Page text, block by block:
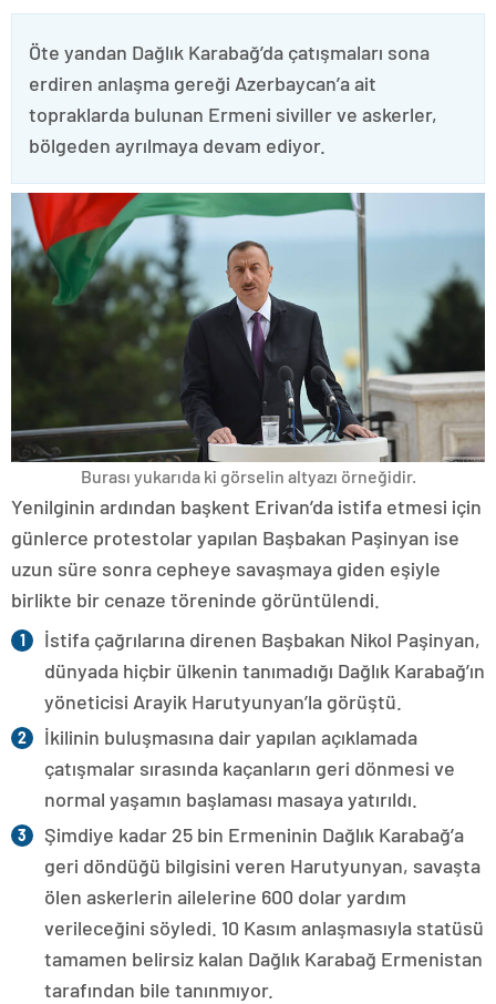
Öte yandan Dağlık Karabağ’da çatışmaları sona
erdiren anlaşma gereği Azerbaycan’a ait
topraklarda bulunan Ermeni siviller ve askerler,
bölgeden ayrılmaya devam ediyor.
Burası yukarıda ki görselin altyazı örneğidir.
Yenilginin ardından başkent Erivan’da istifa etmesi için
günlerce protestolar yapılan Başbakan Paşinyan ise
uzun süre sonra cepheye savaşmaya giden eşiyle
birlikte bir cenaze töreninde görüntülendi.
İstifa çağrılarına direnen Başbakan Nikol Paşinyan,
dünyada hiçbir ülkenin tanımadığı Dağlık Karabağ’ın
yöneticisi Arayik Harutyunyan’la görüştü.
İkilinin buluşmasına dair yapılan açıklamada
çatışmalar sırasında kaçanların geri dönmesi ve
normal yaşamın başlaması masaya yatırıldı.
Şimdiye kadar 25 bin Ermeninin Dağlık Karabağ’a
geri döndüğü bilgisini veren Harutyunyan, savaşta
ölen askerlerin ailelerine 600 dolar yardım
verileceğini söyledi. 10 Kasım anlaşmasıyla statüsü
tamamen belirsiz kalan Dağlık Karabağ Ermenistan
tarafından bile tanınmıyor.